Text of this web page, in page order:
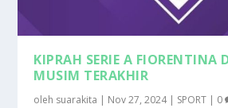
KIPRAH SERIE A FIORENTINA
MUSIM TERAKHIR
oleh suarakita | Nov 27, 2024| SPORT | 0